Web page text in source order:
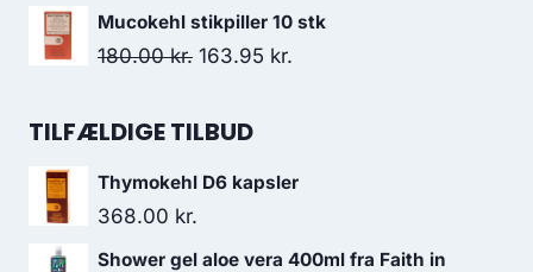
138.00 kr..
oprindelige
pris
165.00 kr..
aktuelle
Mucokehl stikpiller 10 stk
180.00kr. Den
pris
180.00 kr..
163.95 kr.
TILFÆLDIGE TILBUD
Thymokehl D6 kapsler
368.00 kr.
Shower gel aloe vera 400ml fra Faith in